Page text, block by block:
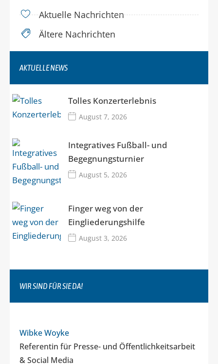
Aktuelle Nachrichten
Ältere Nachrichten
AKTUELLE NEWS
Tolles Konzerterlebnis
August 7, 2026
Integratives Fußball- und
Begegnungsturnier
August 5, 2026
Finger weg von der
Eingliederungshilfe
August 3, 2026
WIR SIND FÜR SIE DA!
Wibke Woyke
Referentin für Presse- und Öffentlichkeitsarbeit
& Social Media